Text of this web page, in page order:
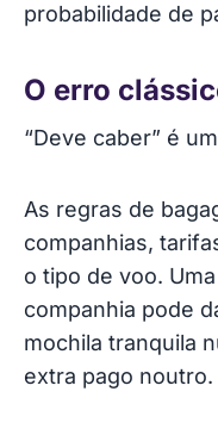
probabilidade de
O erro
“Deve caber” é
As regras de
companhias,
o tipo de voo.
companhia pode
mochila tranquila
extra pago noutro.